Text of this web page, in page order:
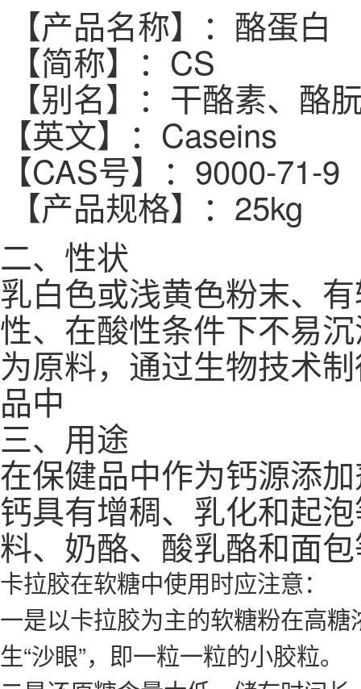
【产品名称】：酪蛋白
【简称】：CS
【别名】：干酪素、
【英文】：Caseins
【CAS号】：9000-71-9
【产品规格】：25kg
二、性状
乳白色或浅黄色粉末、
性、在酸性条件下不易
为原料，通过生物技术
品中
三、用途
在保健品中作为钙源添
钙具有增稠、乳化和起
料、奶酪、酸乳酪和面
卡拉胶在软糖中使用时应注意：
一是以卡拉胶为主的软糖粉在高
生“沙眼”，即一粒一粒的小胶粒。